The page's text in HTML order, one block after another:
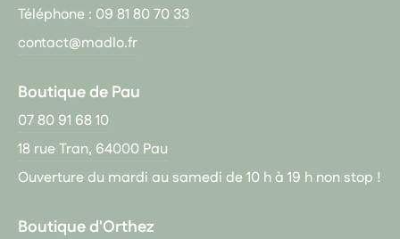
Téléphone : 09 81 80 70 33
contact@madlo.fr
Boutique de Pau
07 80 91 68 10
18 rue Tran, 64000 Pau
Ouverture du mardi au samedi de 10 h à 19 h non stop !
Boutique d'Orthez